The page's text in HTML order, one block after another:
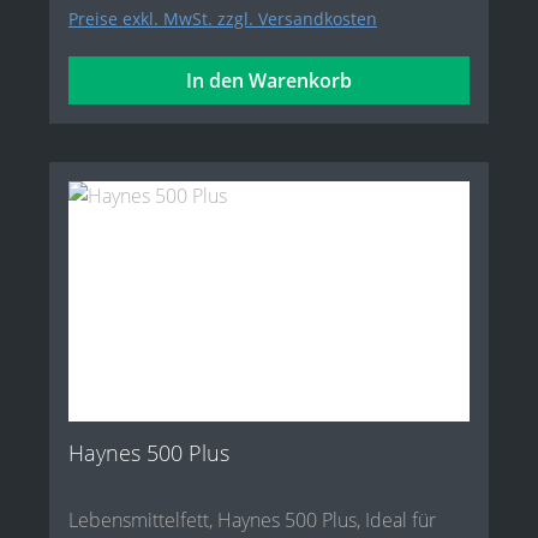
Preise exkl. MwSt. zzgl. Versandkosten
In den Warenkorb
Haynes 500 Plus
Lebensmittelfett, Haynes 500 Plus, Ideal für